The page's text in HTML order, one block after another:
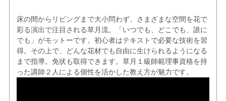
床の間からリビングまで大小問わず、さまざまな空間を花で
彩る演出で注目される草月流。「いつでも、どこでも、誰に
でも」がモットーです。初心者はテキストで必要な技術を習
得。その上で、どんな花材でも自由に生けられるようになる
まで指導。免状も取得できます。草月１級師範理事資格を持
った講師２人による個性を活かした教え方が魅力です。